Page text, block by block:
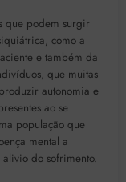
que podem surgir
como a
e também da
que muitas
autonomia e
ao se
população que
mental a
do sofrimento.